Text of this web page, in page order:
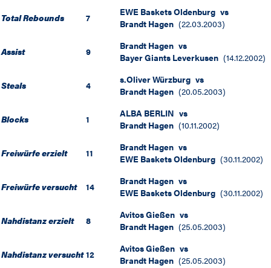
Total Rebounds 7 EWE Baskets Oldenburg vs
Brandt Hagen (22.03.2003)
Assist 9 Brandt Hagen vs
Bayer Giants Leverkusen (14.12.2002)
Steals 4 s.Oliver Würzburg vs
Brandt Hagen (20.05.2003)
Blocks 1 ALBA BERLIN vs
Brandt Hagen (10.11.2002)
Freiwürfe erzielt 11 Brandt Hagen vs
EWE Baskets Oldenburg (30.11.2002)
Freiwürfe versucht 14 Brandt Hagen vs
EWE Baskets Oldenburg (30.11.2002)
Nahdistanz erzielt 8 Avitos Gießen vs
Brandt Hagen (25.05.2003)
Nahdistanz versucht 12 Avitos Gießen vs
Brandt Hagen (25.05.2003)